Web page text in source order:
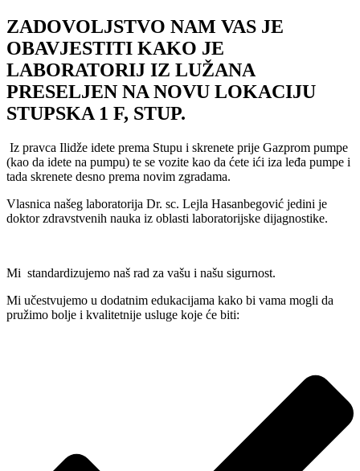
ZADOVOLJSTVO NAM VAS JE
OBAVJESTITI KAKO JE
LABORATORIJ IZ LUŽANA
PRESELJEN NA NOVU LOKACIJU
STUPSKA 1 F, STUP.
Iz pravca Ilidže idete prema Stupu i skrenete prije Gazprom pumpe
(kao da idete na pumpu) te se vozite kao da ćete ići iza leđa pumpe i
tada skrenete desno prema novim zgradama.
Vlasnica našeg laboratorija Dr. sc. Lejla Hasanbegović jedini je
doktor zdravstvenih nauka iz oblasti laboratorijske dijagnostike.
Mi standardizujemo naš rad za vašu i našu sigurnost.
Mi učestvujemo u dodatnim edukacijama kako bi vama mogli da
pružimo bolje i kvalitetnije usluge koje će biti: